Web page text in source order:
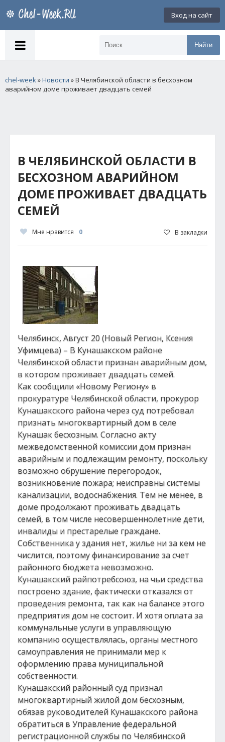
Вход на сайт
Найти
chel-week»Новости » В Челябинской области в бесхозном
аварийном доме проживает двадцать семей
В ЧЕЛЯБИНСКОЙ ОБЛАСТИ В
БЕСХОЗНОМ АВАРИЙНОМ
ДОМЕ ПРОЖИВАЕТ ДВАДЦАТЬ
СЕМЕЙ
Мне нравится 0 В закладки
Челябинск, Август 20 (Новый Регион, Ксения
Уфимцева) – В Кунашакском районе
Челябинской области признан аварийным дом,
в котором проживает двадцать семей.
Как сообщили «Новому Региону» в
прокуратуре Челябинской области, прокурор
Кунашакского района через суд потребовал
признать многоквартирный дом в селе
Кунашак бесхозным. Согласно акту
межведомственной комиссии дом признан
аварийным и подлежащим ремонту, поскольку
возможно обрушение перегородок,
возникновение пожара; неисправны системы
канализации, водоснабжения. Тем не менее, в
доме продолжают проживать двадцать
семей, в том числе несовершеннолетние дети,
инвалиды и престарелые граждане.
Собственника у здания нет, жилье ни за кем не
числится, поэтому финансирование за счет
районного бюджета невозможно.
Кунашакский райпотребсоюз, на чьи средства
построено здание, фактически отказался от
проведения ремонта, так как на балансе этого
предприятия дом не состоит. И хотя оплата за
коммунальные услуги в управляющую
компанию осуществлялась, органы местного
самоуправления не принимали мер к
оформлению права муниципальной
собственности.
Кунашакский районный суд признал
многоквартирный жилой дом бесхозным,
обязав руководителей Кунашакского района
обратиться в Управление федеральной
регистрационной службы по Челябинской